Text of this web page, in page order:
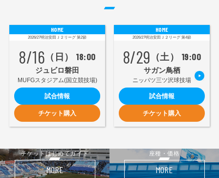
ニッパツシート
Buy Ticket Here
練習見学について
試合会場アクセス
観戦ルール・マナー
クラブ概要
フリ丸のページ
ヒストリー
サステナビリティ
ホームタウン活動
ニッパツ横浜FCシーガルズ
ゲームスチュワード
ファン
横浜FC公式オンラインショップ
クラブメンバー
スタータークラブ
スペシャルコンテンツ
アカデミー
育成ビジョン
試合日程・結果
アカデミー選手
フェニックスクラブ
パートナー
パートナー一覧
お問い合わせ
お問い合わせ
HOME
2026/27明治安田Ｊ２リーグ 第2節
8/16 （日） 18:00
ジュビロ磐田
MUFGスタジアム(国立競技場)
試合情報
チケット購入
HOME
2026/27明治安田Ｊ２リーグ 第4節
8/29 （土） 19:00
サガン鳥栖
ニッパツ三ツ沢球技場
試合情報
チケット購入
チケットはじめてガイド
MORE
座種・価格
MORE